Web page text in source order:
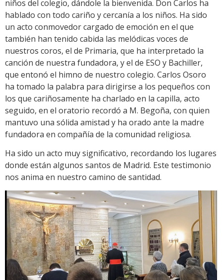
niños del colegio, dándole la bienvenida. Don Carlos ha
hablado con todo cariño y cercanía a los niños. Ha sido
un acto conmovedor cargado de emoción en el que
también han tenido cabida las melódicas voces de
nuestros coros, el de Primaria, que ha interpretado la
canción de nuestra fundadora, y el de ESO y Bachiller,
que entonó el himno de nuestro colegio. Carlos Osoro
ha tomado la palabra para dirigirse a los pequeños con
los que cariñosamente ha charlado en la capilla, acto
seguido, en el oratorio recordó a M. Begoña, con quien
mantuvo una sólida amistad y ha orado ante la madre
fundadora en compañía de la comunidad religiosa.
Ha sido un acto muy significativo, recordando los lugares
donde están algunos santos de Madrid. Este testimonio
nos anima en nuestro camino de santidad.